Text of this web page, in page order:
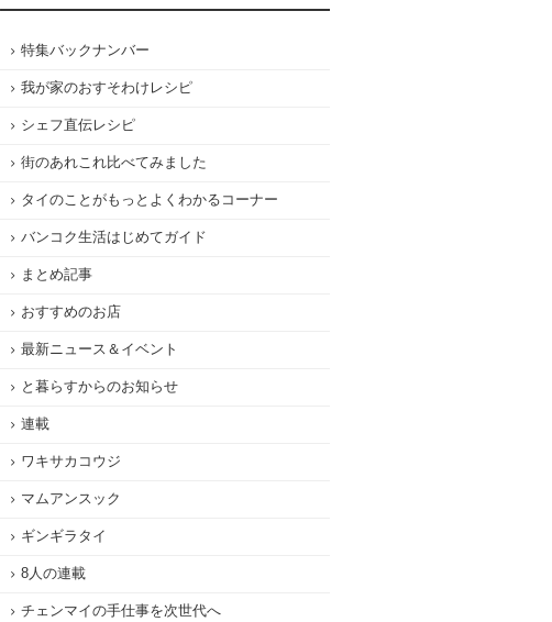
特集バックナンバー
我が家のおすそわけレシピ
シェフ直伝レシピ
街のあれこれ比べてみました
タイのことがもっとよくわかるコーナー
バンコク生活はじめてガイド
まとめ記事
おすすめのお店
最新ニュース＆イベント
と暮らすからのお知らせ
連載
ワキサカコウジ
マムアンスック
ギンギラタイ
8人の連載
チェンマイの手仕事を次世代へ